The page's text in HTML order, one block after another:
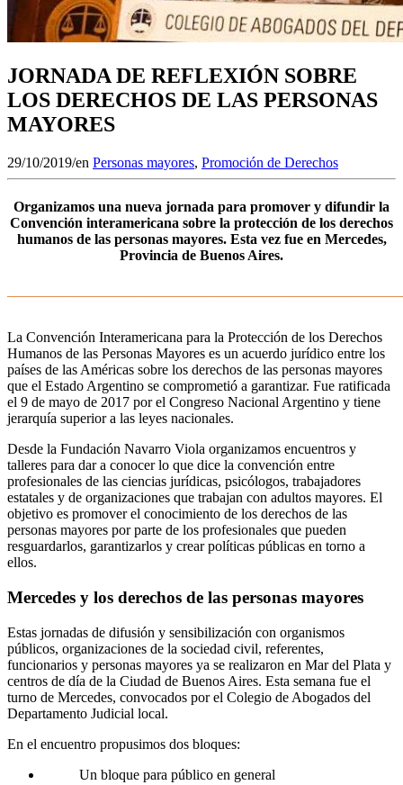
JORNADA DE REFLEXIÓN SOBRE
LOS DERECHOS DE LAS PERSONAS
MAYORES
29/10/2019/en Personas mayores, Promoción de Derechos
Organizamos una nueva jornada para promover y difundir la
Convención interamericana sobre la protección de los derechos
humanos de las personas mayores. Esta vez fue en Mercedes,
Provincia de Buenos Aires.
La Convención Interamericana para la Protección de los Derechos
Humanos de las Personas Mayores es un acuerdo jurídico entre los
países de las Américas sobre los derechos de las personas mayores
que el Estado Argentino se comprometió a garantizar. Fue ratificada
el 9 de mayo de 2017 por el Congreso Nacional Argentino y tiene
jerarquía superior a las leyes nacionales.
Desde la Fundación Navarro Viola organizamos encuentros y
talleres para dar a conocer lo que dice la convención entre
profesionales de las ciencias jurídicas, psicólogos, trabajadores
estatales y de organizaciones que trabajan con adultos mayores. El
objetivo es promover el conocimiento de los derechos de las
personas mayores por parte de los profesionales que pueden
resguardarlos, garantizarlos y crear políticas públicas en torno a
ellos.
Mercedes y los derechos de las personas mayores
Estas jornadas de difusión y sensibilización con organismos
públicos, organizaciones de la sociedad civil, referentes,
funcionarios y personas mayores ya se realizaron en Mar del Plata y
centros de día de la Ciudad de Buenos Aires. Esta semana fue el
turno de Mercedes, convocados por el Colegio de Abogados del
Departamento Judicial local.
En el encuentro propusimos dos bloques:
Un bloque para público en general